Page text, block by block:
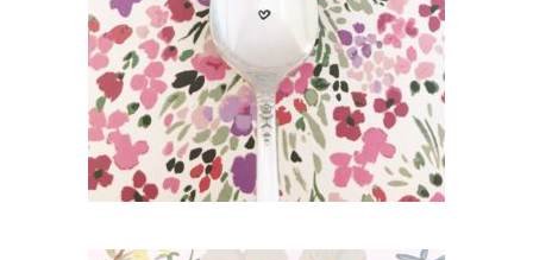
35,00
AJOUTER AU PANIER